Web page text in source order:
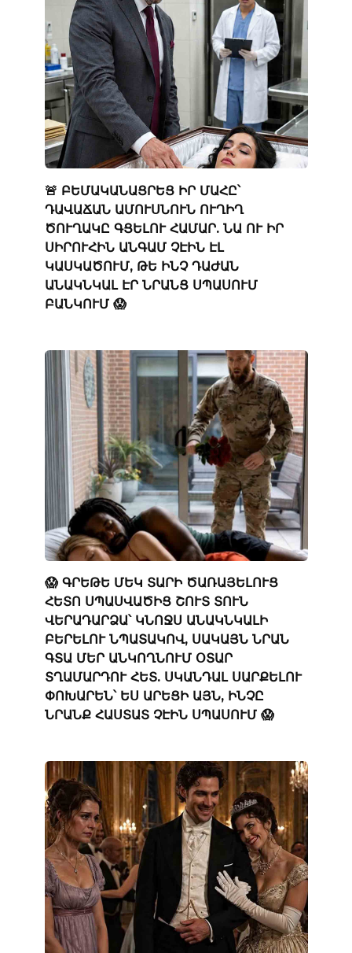
🚨 ԲԵՄԱԿԱՆԱՑՐԵՑ ԻՐ ՄԱՀԸ՝
ԴԱՎԱՃԱՆ ԱՄՈՒՍՆՈՒՆ ՈՒՂԻՂ
ԾՈՒՂԱԿԸ ԳՑԵԼՈՒ ՀԱՄԱՐ. ՆԱ ՈՒ ԻՐ
ՍԻՐՈՒՀԻՆ ԱՆԳԱՄ ՉԷԻՆ ԷԼ
ԿԱՍԿԱԾՈՒՄ, ԹԵ ԻՆՉ ԴԱԺԱՆ
ԱՆԱԿՆԿԱԼ ԷՐ ՆՐԱՆՑ ՍՊԱՍՈՒՄ
ԲԱՆԿՈՒՄ 😱
😱 ԳՐԵԹԵ ՄԵԿ ՏԱՐԻ ԾԱՌԱՅԵԼՈՒՑ
ՀԵՏՈ ՍՊԱՍՎԱԾԻՑ ՇՈՒՏ ՏՈՒՆ
ՎԵՐԱԴԱՐՁԱ՝ ԿՆՈՋՍ ԱՆԱԿՆԿԱԼԻ
ԲԵՐԵԼՈՒ ՆՊԱՏԱԿՈՎ, ՍԱԿԱՅՆ ՆՐԱՆ
ԳՏԱ ՄԵՐ ԱՆԿՈՂՆՈՒՄ ՕՏԱՐ
ՏՂԱՄԱՐԴՈՒ ՀԵՏ. ՍԿԱՆԴԱԼ ՍԱՐՔԵԼՈՒ
ՓՈԽԱՐԵՆ՝ ԵՍ ԱՐԵՑԻ ԱՅՆ, ԻՆՉԸ
ՆՐԱՆՔ ՀԱՍՏԱՏ ՉԷԻՆ ՍՊԱՍՈՒՄ 😱